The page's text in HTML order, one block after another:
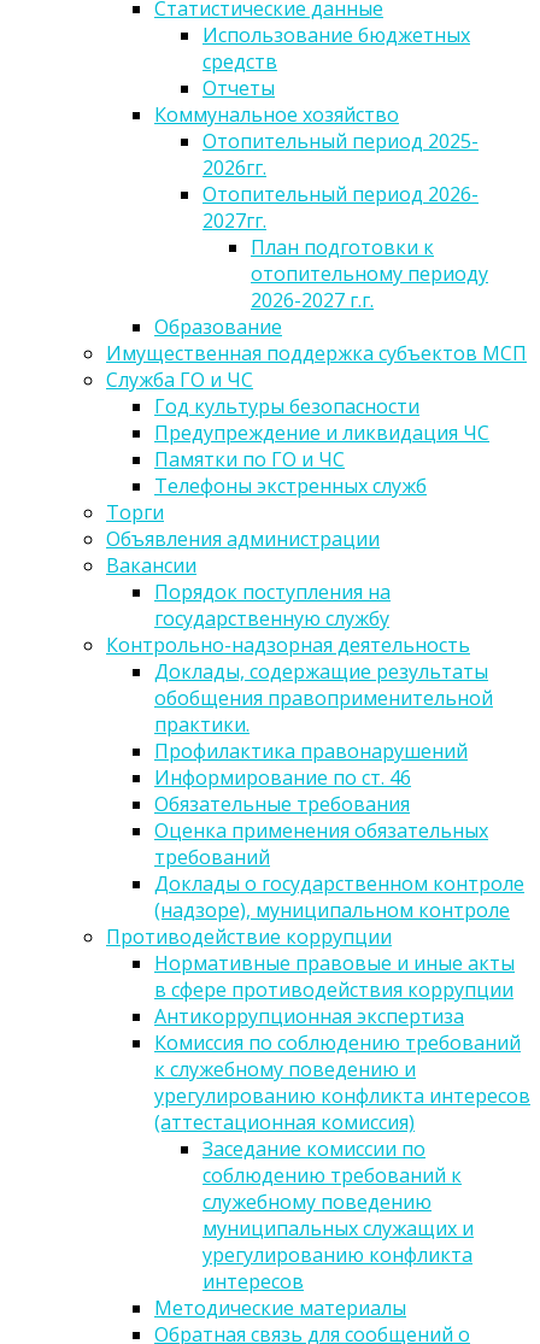
Статистические данные
Использование бюджетных
средств
Отчеты
Коммунальное хозяйство
Отопительный период 2025-
2026гг.
Отопительный период 2026-
2027гг.
План подготовки к
отопительному периоду
2026-2027 г.г.
Образование
Имущественная поддержка субъектов МСП
Служба ГО и ЧС
Год культуры безопасности
Предупреждение и ликвидация ЧС
Памятки по ГО и ЧС
Телефоны экстренных служб
Торги
Объявления администрации
Вакансии
Порядок поступления на
государственную службу
Контрольно-надзорная деятельность
Доклады, содержащие результаты
обобщения правоприменительной
практики.
Профилактика правонарушений
Информирование по ст. 46
Обязательные требования
Оценка применения обязательных
требований
Доклады о государственном контроле
(надзоре), муниципальном контроле
Противодействие коррупции
Нормативные правовые и иные акты
в сфере противодействия коррупции
Антикоррупционная экспертиза
Комиссия по соблюдению требований
к служебному поведению и
урегулированию конфликта интересов
(аттестационная комиссия)
Заседание комиссии по
соблюдению требований к
служебному поведению
муниципальных служащих и
урегулированию конфликта
интересов
Методические материалы
Обратная связь для сообщений о